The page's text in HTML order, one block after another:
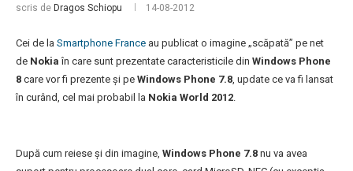
scris de Dragos Schiopu 14-08-2012
Cei de la Smartphone France au publicat o imagine „scăpată” pe net
de Nokia în care sunt prezentate caracteristicile din Windows Phone
8 care vor fi prezente și pe Windows Phone 7.8, update ce va fi lansat
în curând, cel mai probabil la Nokia World 2012.
După cum reiese și din imagine, Windows Phone 7.8 nu va avea